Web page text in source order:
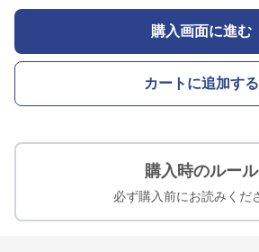
購入画面に進む
カートに追加する
購入時のルール
必ず購入前にお読みくだ